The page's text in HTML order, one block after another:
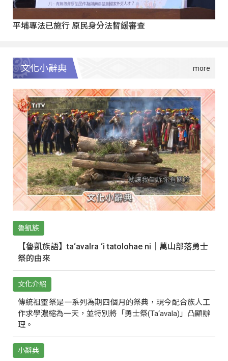
平埔專法已施行 原民身分法暫緩審查
文化小辭典
魯凱族
【魯凱族語】ta‘avalra ‘i tatolohae ni｜萬山部落勇士
祭的由來
文化介紹
傳統祖靈祭是一系列為期四個月的祭典，現今配合族人工
作求學濃縮為一天，並特別將「勇士祭(Ta‘avala)」凸顯辦
理。
小辭典